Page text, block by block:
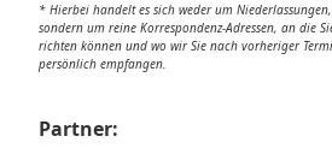
* Hierbei handelt es sich weder um
sondern um reine Korrespondenz-Adressen, an die
richten können und wo wir Sie nach vorheriger
persönlich empfangen.
Partner: